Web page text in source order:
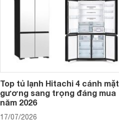
Top tủ lạnh Hitachi 4 cánh mặt
gương sang trọng đáng mua
năm 2026
17/07/2026